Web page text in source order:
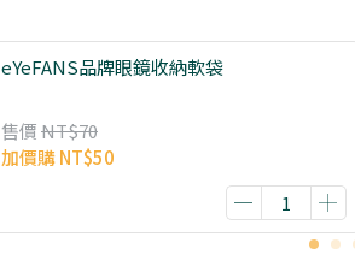
eYeFANS品牌眼鏡收納軟袋
售價NT$70
加價購NT$50